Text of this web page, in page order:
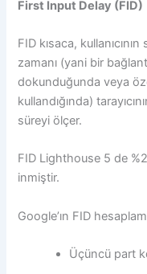
First Input Delay (FID)
FID kısaca,
zamanı (yani bir
dokunduğunda veya
kullandığında)
süreyi ölçer.
FID Lighthouse 5 de
inmiştir.
Google’ın FID
Üçüncü part